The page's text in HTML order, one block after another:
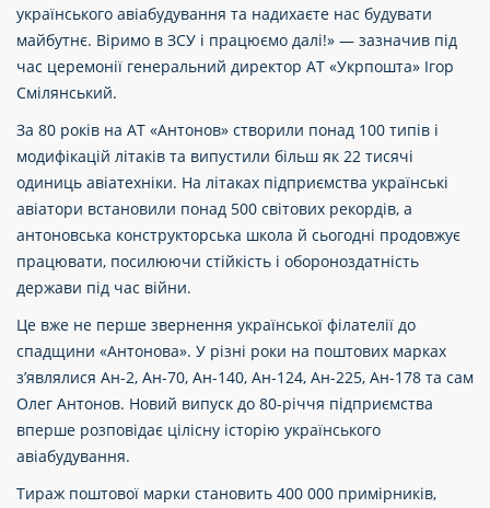
українського авіабудування та надихаєте нас будувати
майбутнє. Віримо в ЗСУ і працюємо далі!» — зазначив під
час церемонії генеральний директор АТ «Укрпошта» Ігор
Смілянський.
За 80 років на АТ «Антонов» створили понад 100 типів і
модифікацій літаків та випустили більш як 22 тисячі
одиниць авіатехніки. На літаках підприємства українські
авіатори встановили понад 500 світових рекордів, а
антоновська конструкторська школа й сьогодні продовжує
працювати, посилюючи стійкість і обороноздатність
держави під час війни.
Це вже не перше звернення української філателії до
спадщини «Антонова». У різні роки на поштових марках
з’являлися Ан-2, Ан-70, Ан-140, Ан-124, Ан-225, Ан-178 та сам
Олег Антонов. Новий випуск до 80-річчя підприємства
вперше розповідає цілісну історію українського
авіабудування.
Тираж поштової марки становить 400 000 примірників,